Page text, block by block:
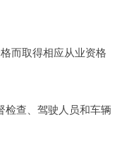
而取得相应从业资格
查、驾驶人员和车辆